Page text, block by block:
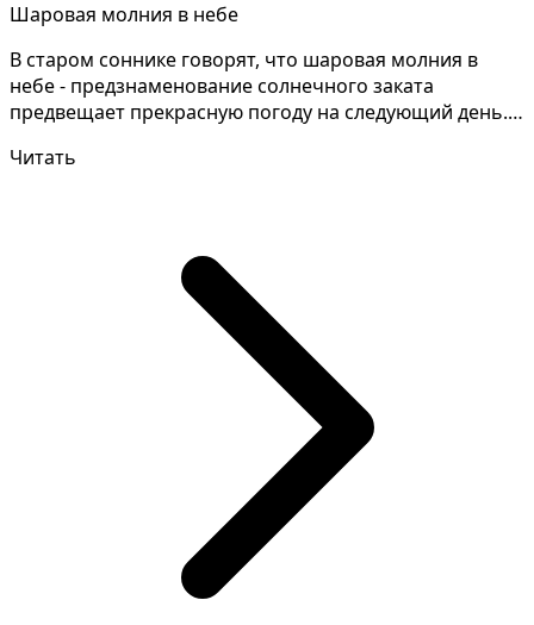
Шаровая молния в небе
В старом соннике говорят, что шаровая молния в
небе - предзнаменование солнечного заката
предвещает прекрасную погоду на следующий день.
Читать